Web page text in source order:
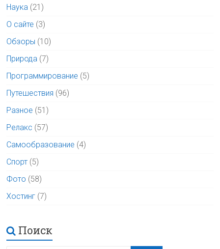
Наука (21)
О сайте (3)
Обзоры (10)
Природа (7)
Программирование (5)
Путешествия (96)
Разное (51)
Релакс (57)
Самообразование (4)
Спорт (5)
Фото (58)
Хостинг (7)
Поиск